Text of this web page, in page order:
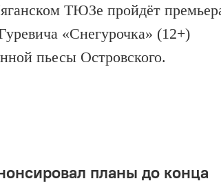
ТЮЗе пройдёт
«Снегурочка» (12+)
пьесы Островского.
планы до конца